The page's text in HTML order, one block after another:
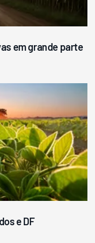
em grande parte
e DF